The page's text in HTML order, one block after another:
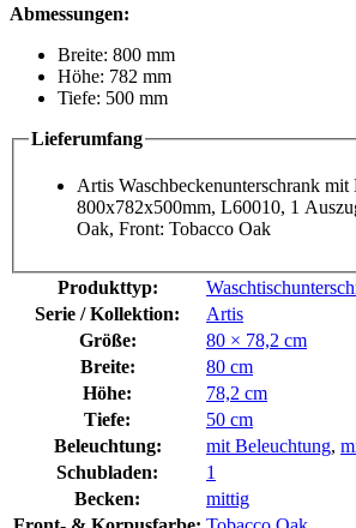
Abmessungen:
Breite: 800 mm
Höhe: 782 mm
Tiefe: 500 mm
Lieferumfang
Artis Waschbeckenunterschrank mit
800x782x500mm, L60010, 1
Oak, Front: Tobacco Oak
Produkttyp:
Serie / Kollektion:
Artis
Größe:
80 × 78,2 cm
Breite:
80 cm
Höhe:
78,2 cm
Tiefe:
50 cm
Beleuchtung:
mit Beleuchtung,
Schubladen:
1
Becken:
mittig